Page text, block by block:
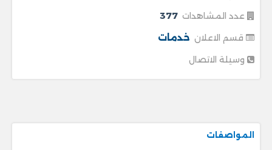
عدد المشاهدات 377
قسم الاعلان خدمات
وسيلة الاتصال
المواصفات